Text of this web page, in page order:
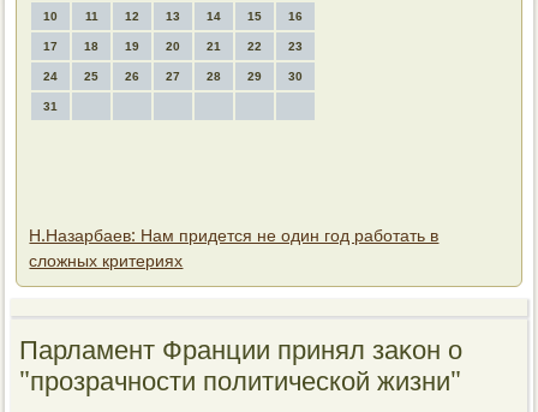
10 11 12 13 14 15 16
17 18 19 20 21 22 23
24 25 26 27 28 29 30
31
Н.Назарбаев: Нам придется не один год работать в
сложных критериях
Парламент Франции принял заκон о
"прозрачности политической жизни"